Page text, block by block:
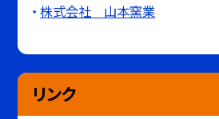
株式会社 山本窯業
リンク